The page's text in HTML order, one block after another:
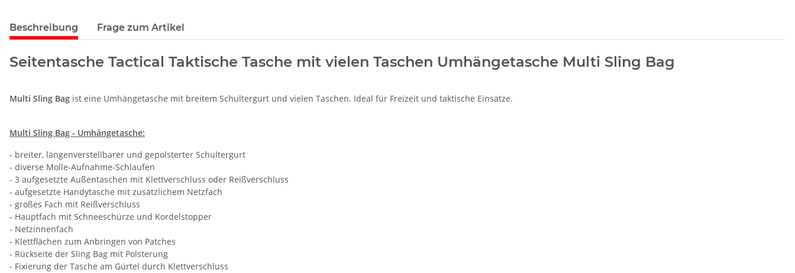
Beschreibung Frage zum Artikel
Seitentasche Tactical Taktische Tasche mit vielen Taschen Umhängetasche Multi Sling Bag
Multi Sling Bag ist eine Umhängetasche mit breitem Schultergurt und vielen Taschen. Ideal für Freizeit und taktische Einsätze.
Multi Sling Bag - Umhängetasche:
- breiter, längenverstellbarer und gepolsterter Schultergurt
- diverse Molle-Aufnahme-Schlaufen
- 3 aufgesetzte Außentaschen mit Klettverschluss oder Reißverschluss
- aufgesetzte Handytasche mit zusätzlichem Netzfach
- großes Fach mit Reißverschluss
- Hauptfach mit Schneeschürze und Kordelstopper
- Netzinnenfach
- Klettflächen zum Anbringen von Patches
- Rückseite der Sling Bag mit Polsterung
- Fixierung der Tasche am Gürtel durch Klettverschluss